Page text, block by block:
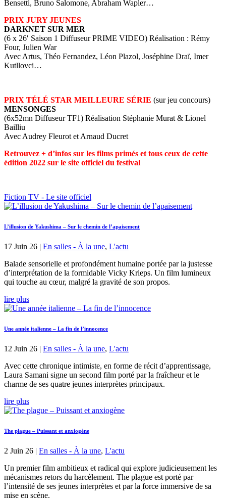
Bensetti, Bruno Salomone, Abraham Wapler…
PRIX JURY JEUNES
DARKNET SUR MER
(6 x 26′ Saison 1 Diffuseur PRIME VIDEO) Réalisation : Rémy
Four, Julien War
Avec Artus, Théo Fernandez, Léon Plazol, Joséphine Draï, Imer
Kutllovci…
PRIX TÉLÉ STAR MEILLEURE SÉRIE (sur jeu concours)
MENSONGES
(6x52mn Diffuseur TF1) Réalisation Stéphanie Murat & Lionel
Bailliu
Avec Audrey Fleurot et Arnaud Ducret
Retrouvez + d’infos sur les films primés et tous ceux de cette
édition 2022 sur le site officiel du festival
Fiction TV - Le site officiel
L’illusion de Yakushima – Sur le chemin de l’apaisement
17 Juin 26 | En salles - À la une, L'actu
Balade sensorielle et profondément humaine portée par la justesse
d’interprétation de la formidable Vicky Krieps. Un film lumineux
qui touche au cœur, malgré la gravité de son propos.
lire plus
Une année italienne – La fin de l’innocence
12 Juin 26 | En salles - À la une, L'actu
Avec cette chronique intimiste, en forme de récit d’apprentissage,
Laura Samani signe un second film porté par la fraîcheur et le
charme de ses quatre jeunes interprètes principaux.
lire plus
The plague – Puissant et anxiogène
2 Juin 26 | En salles - À la une, L'actu
Un premier film ambitieux et radical qui explore judicieusement les
mécanismes retors du harcèlement. The plague est porté par
l’intensité de ses jeunes interprètes et par la force immersive de sa
mise en scène.